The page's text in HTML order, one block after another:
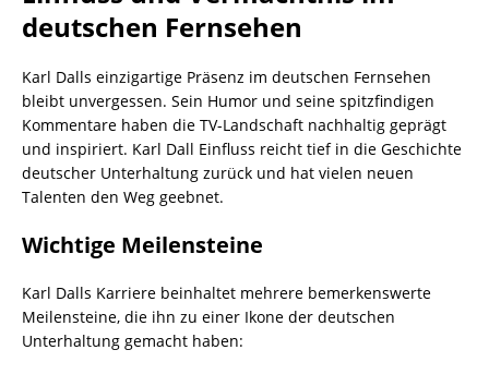
deutschen Fernsehen
Karl Dalls einzigartige Präsenz im deutschen Fernsehen
bleibt unvergessen. Sein Humor und seine spitzfindigen
Kommentare haben die TV-Landschaft nachhaltig geprägt
und inspiriert. Karl Dall Einfluss reicht tief in die Geschichte
deutscher Unterhaltung zurück und hat vielen neuen
Talenten den Weg geebnet.
Wichtige Meilensteine
Karl Dalls Karriere beinhaltet mehrere bemerkenswerte
Meilensteine, die ihn zu einer Ikone der deutschen
Unterhaltung gemacht haben: